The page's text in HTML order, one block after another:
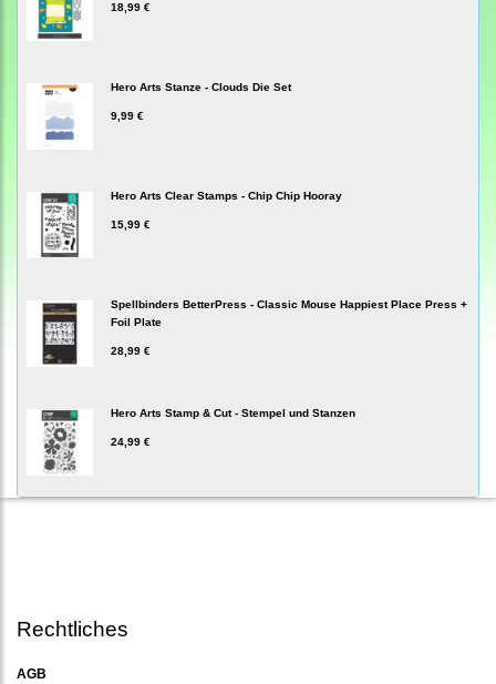
18,99 €
Hero Arts Stanze - Clouds Die Set
9,99 €
Hero Arts Clear Stamps - Chip Chip Hooray
15,99 €
Spellbinders BetterPress - Classic Mouse Happiest Place Press +
Foil Plate
28,99 €
Hero Arts Stamp & Cut - Stempel und Stanzen
24,99 €
Rechtliches
AGB